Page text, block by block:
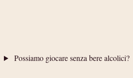
Possiamo giocare senza bere alcolici?